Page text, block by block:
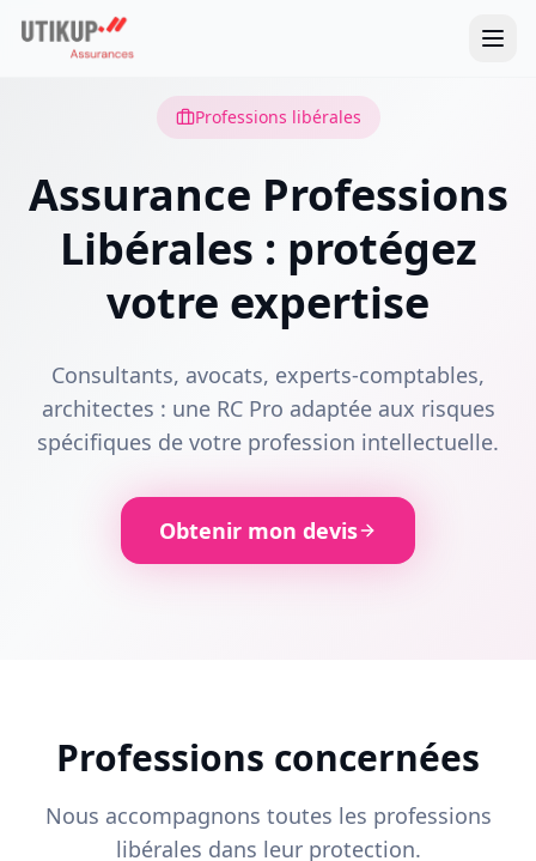
Professions libérales
Assurance Professions
Libérales : protégez
votre expertise
Consultants, avocats, experts-comptables,
architectes : une RC Pro adaptée aux risques
spécifiques de votre profession intellectuelle.
Obtenir mon devis
Professions concernées
Nous accompagnons toutes les professions
libérales dans leur protection.